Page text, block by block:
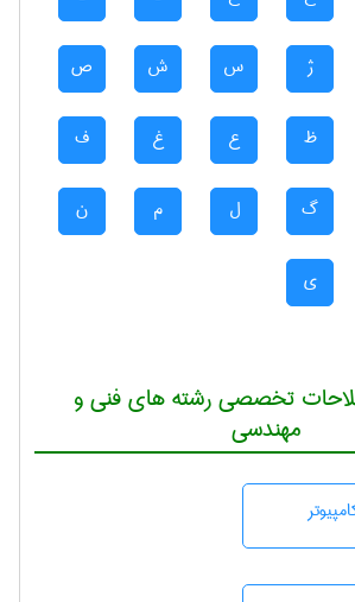
ژ س ش ص
ظ ع غ ف
گ ل م ن
ی
تخصصی رشته های فنی و
مهندسی